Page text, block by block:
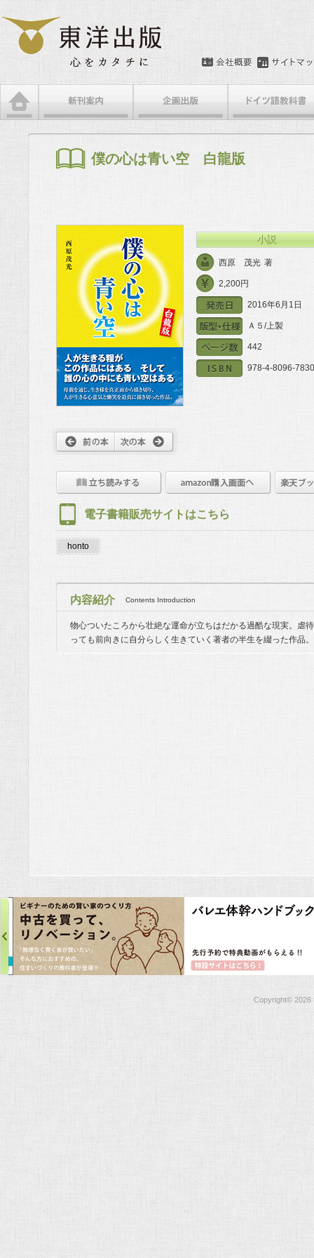
メインメニュー
メインコンテンツへ移動
サブコンテンツへ移動
僕の心は青い空 白龍版
小説
西原 茂光 著
2,200円
2016年6月1日
Ａ５/上製
442
978-4-8096-
電子書籍販売サイトはこちら
honto
内容紹介 Contents Introduction
物心ついたころから壮絶な運命が立ちはだかる過酷な現実。虐
っても前向きに自分らしく生きていく著者の半生を綴った作品
Copyright© 2026